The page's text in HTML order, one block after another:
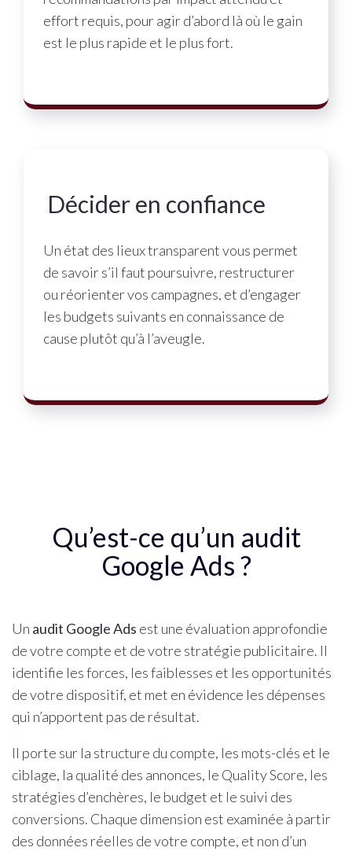
effort requis, pour agir d’abord là où le gain
est le plus rapide et le plus fort.
Décider en confiance
Un état des lieux transparent vous permet
de savoir s’il faut poursuivre, restructurer
ou réorienter vos campagnes, et d’engager
les budgets suivants en connaissance de
cause plutôt qu’à l’aveugle.
Qu’est-ce qu’un audit
Google Ads ?
Un audit Google Ads est une évaluation approfondie
de votre compte et de votre stratégie publicitaire. Il
identifie les forces, les faiblesses et les opportunités
de votre dispositif, et met en évidence les dépenses
qui n’apportent pas de résultat.
Il porte sur la structure du compte, les mots-clés et le
ciblage, la qualité des annonces, le Quality Score, les
stratégies d’enchères, le budget et le suivi des
conversions. Chaque dimension est examinée à partir
des données réelles de votre compte, et non d’un